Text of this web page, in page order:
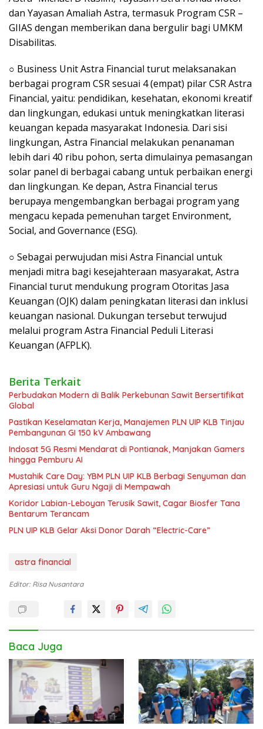
dan Yayasan Amaliah Astra, termasuk Program CSR –
GIIAS dengan memberikan dana bergulir bagi UMKM
Disabilitas.
○ Business Unit Astra Financial turut melaksanakan
berbagai program CSR sesuai 4 (empat) pilar CSR Astra
Financial, yaitu: pendidikan, kesehatan, ekonomi kreatif
dan lingkungan, edukasi untuk meningkatkan literasi
keuangan kepada masyarakat Indonesia. Dari sisi
lingkungan, Astra Financial melakukan penanaman
lebih dari 40 ribu pohon, serta dimulainya pemasangan
solar panel di berbagai cabang untuk perbaikan energi
dan lingkungan. Ke depan, Astra Financial terus
berupaya mengembangkan berbagai program yang
mengacu kepada pemenuhan target Environment,
Social, and Governance (ESG).
○ Sebagai perwujudan misi Astra Financial untuk
menjadi mitra bagi kesejahteraan masyarakat, Astra
Financial turut mendukung program Otoritas Jasa
Keuangan (OJK) dalam peningkatan literasi dan inklusi
keuangan nasional. Dukungan tersebut terwujud
melalui program Astra Financial Peduli Literasi
Keuangan (AFPLK).
Berita Terkait
Perbudakan Modern di Balik Perkebunan Sawit Bersertifikat
Global
Pastikan Keselamatan Kerja, Manajemen PLN UIP KLB Tinjau
Pembangunan GI 150 kV Ambawang
Indosat 5G Resmi Mendarat di Pontianak, Manjakan Gamers
hingga Pemburu AI
Mustahik Care Day: YBM PLN UIP KLB Berbagi Senyuman dan
Apresiasi untuk Guru Ngaji di Mempawah
Koridor Labian-Leboyan Terusik Sawit, Cagar Biosfer Tana
Bentarum Terancam
PLN UIP KLB Gelar Aksi Donor Darah “Electric-Care”
astra financial
Editor: Risa Nusantara
Baca Juga